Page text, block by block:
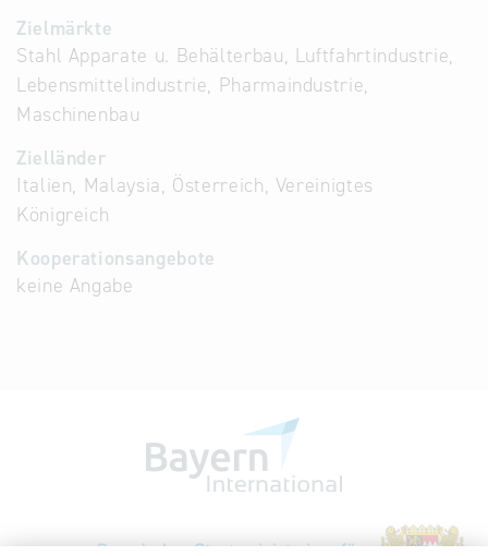
Zielmärkte
Stahl Apparate u. Behälterbau, Luftfahrtindustrie,
Lebensmittelindustrie, Pharmaindustrie,
Maschinenbau
Zielländer
Italien, Malaysia, Österreich, Vereinigtes
Königreich
Kooperationsangebote
keine Angabe